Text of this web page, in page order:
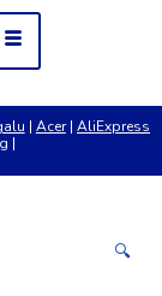
| Acer|AliExpress
|
🔍